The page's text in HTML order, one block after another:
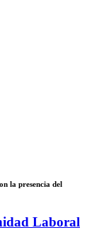
la presencia del
Laboral